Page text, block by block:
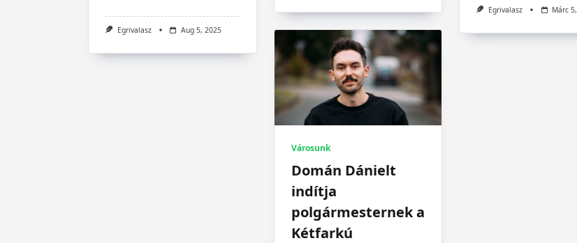
Egrivalasz Aug 5, 2025
Egrivalasz Márc
Városunk
Domán Dánielt
indítja
polgármesternek a
Kétfarkú